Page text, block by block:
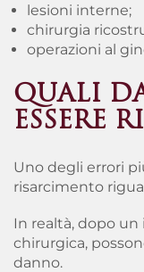
lesioni interne;
chirurgia
operazioni al
QUALI
ESSERE
Uno degli errori
risarcimento
In realtà, dopo
chirurgica,
danno.